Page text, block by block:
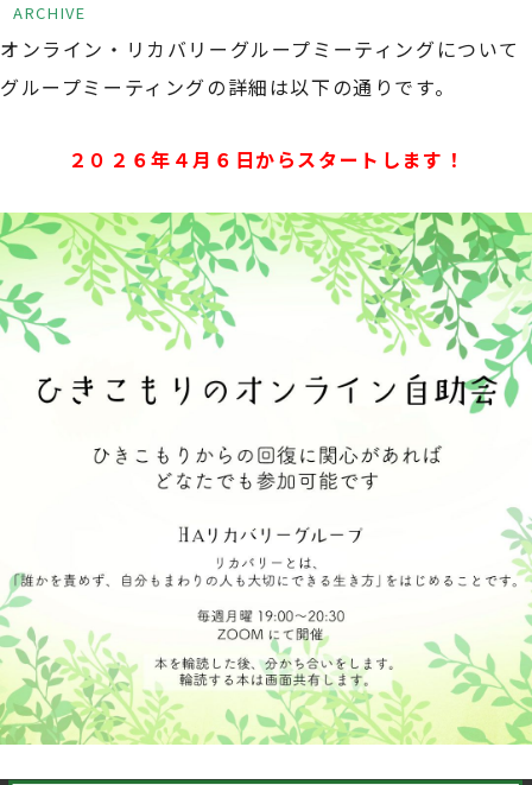
ARCHIVE
オンライン・リカバリーグループミーティングについて
グループミーティングの詳細は以下の通りです。
２０２６年４月６日からスタートします！